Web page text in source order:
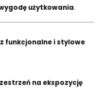
użytkowania.
funkcjonalne i stylowe
na ekspozycję